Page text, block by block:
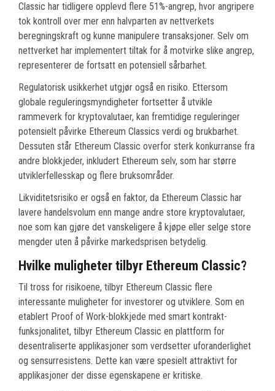
Classic har tidligere opplevd flere 51%-angrep, hvor angripere
tok kontroll over mer enn halvparten av nettverkets
beregningskraft og kunne manipulere transaksjoner. Selv om
nettverket har implementert tiltak for å motvirke slike angrep,
representerer de fortsatt en potensiell sårbarhet.
Regulatorisk usikkerhet utgjør også en risiko. Ettersom
globale reguleringsmyndigheter fortsetter å utvikle
rammeverk for kryptovalutaer, kan fremtidige reguleringer
potensielt påvirke Ethereum Classics verdi og brukbarhet.
Dessuten står Ethereum Classic overfor sterk konkurranse fra
andre blokkjeder, inkludert Ethereum selv, som har større
utviklerfellesskap og flere bruksområder.
Likviditetsrisiko er også en faktor, da Ethereum Classic har
lavere handelsvolum enn mange andre store kryptovalutaer,
noe som kan gjøre det vanskeligere å kjøpe eller selge store
mengder uten å påvirke markedsprisen betydelig.
Hvilke muligheter tilbyr Ethereum Classic?
Til tross for risikoene, tilbyr Ethereum Classic flere
interessante muligheter for investorer og utviklere. Som en
etablert Proof of Work-blokkjede med smart kontrakt-
funksjonalitet, tilbyr Ethereum Classic en plattform for
desentraliserte applikasjoner som verdsetter uforanderlighet
og sensurresistens. Dette kan være spesielt attraktivt for
applikasjoner der disse egenskapene er kritiske.